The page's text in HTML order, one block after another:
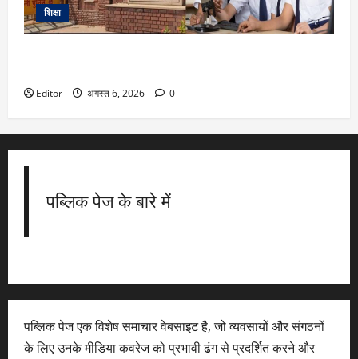
शिक्षा
Editor अगस्त 6, 2026 0
पब्लिक पेज के बारे में
पब्लिक पेज एक विशेष समाचार वेबसाइट है, जो व्यवसायों और संगठनों
के लिए उनके मीडिया कवरेज को प्रभावी ढंग से प्रदर्शित करने और